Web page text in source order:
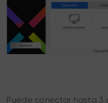
Puede conectar hasta 3